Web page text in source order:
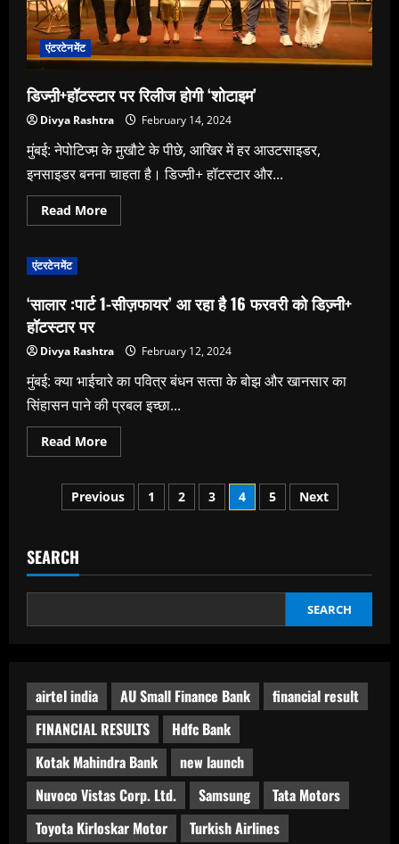
एंटरटेनमेंट
डिज्ऩी+हॉटस्टार पर रिलीज होगी ‘शोटाइम’
Divya Rashtra February 14, 2024
मुंबई: नेपोटिज्म़ के मुखौटे के पीछे, आखिर में हर आउटसाइडर,
इनसाइडर बनना चाहता है। डिज्ऩी+ हॉटस्टार और...
Read MoreRead
more
‘शोटाइम’
एंटरटेनमेंट
‘सालार :पार्ट 1-सीज़फायर’ आ रहा है 16 फरवरी को डिज्‍़नी+
हॉटस्‍टार पर
Divya Rashtra February 12, 2024
मुंबई: क्‍या भाईचारे का पवित्र बंधन सत्‍ता के बोझ और खानसार का
सिंहासन पाने की प्रबल इच्‍छा...
Read MoreRead
more
:पार्ट
1-
सीज़फायर’
फरवरी
को
पर
Posts
Previous 1 2 3 4 5 Next
SEARCH
SEARCH
airtel india AU Small Finance Bank
financial result
FINANCIAL RESULTS
Hdfc Bank
Kotak Mahindra Bank
new launch
Nuvoco Vistas Corp. Ltd.
Samsung
Tata Motors
Toyota Kirloskar Motor
Turkish Airlines